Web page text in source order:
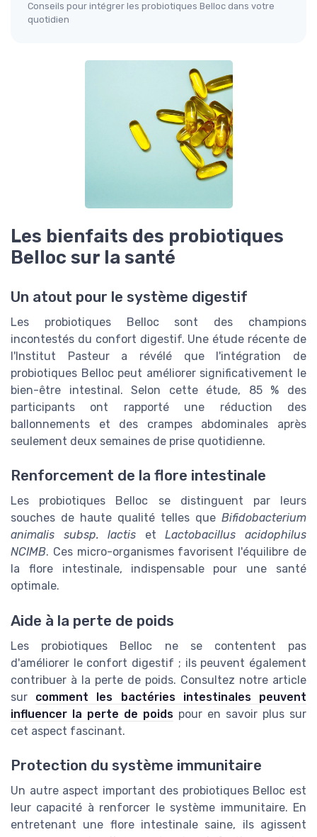
Conseils pour intégrer les probiotiques Belloc dans votre
quotidien
Les bienfaits des probiotiques
Belloc sur la santé
Un atout pour le système digestif
Les probiotiques Belloc sont des champions
incontestés du confort digestif. Une étude récente de
l'Institut Pasteur a révélé que l'intégration de
probiotiques Belloc peut améliorer significativement le
bien-être intestinal. Selon cette étude, 85 % des
participants ont rapporté une réduction des
ballonnements et des crampes abdominales après
seulement deux semaines de prise quotidienne.
Renforcement de la flore intestinale
Les probiotiques Belloc se distinguent par leurs
souches de haute qualité telles que Bifidobacterium
animalis subsp. lactis etLactobacillus acidophilus
NCIMB. Ces micro-organismes favorisent l'équilibre de
la flore intestinale, indispensable pour une santé
optimale.
Aide à la perte de poids
Les probiotiques Belloc ne se contentent pas
d'améliorer le confort digestif ; ils peuvent également
contribuer à la perte de poids. Consultez notre article
sur comment les bactéries intestinales peuvent
influencer la perte de poids pour en savoir plus sur
cet aspect fascinant.
Protection du système immunitaire
Un autre aspect important des probiotiques Belloc est
leur capacité à renforcer le système immunitaire. En
entretenant une flore intestinale saine, ils agissent